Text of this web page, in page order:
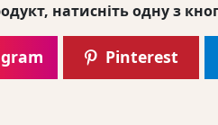
натисніть одну з
Pinterest